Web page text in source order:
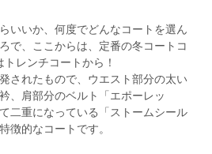
いいか、何度でどんなコートを選ん
で、ここからは、定番の冬コートコ
レンチコートから！
されたもので、ウエスト部分の太い
、肩部分のベルト「エポーレッ
二重になっている「ストームシール
徴的なコートです。